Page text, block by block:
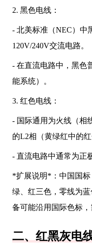
2. 黑色电线：
- 北美标准（NEC）中
120V/240V交流电路。
- 在直流电路中，黑色
能系统）。
3. 红色电线：
- 国际通用为火线（相
的L2相（黄绿红中的红
- 直流电路中通常为正
*扩展说明*：中国国标
绿、红三色，零线为
备可能沿用国际色标，
二、红黑灰电